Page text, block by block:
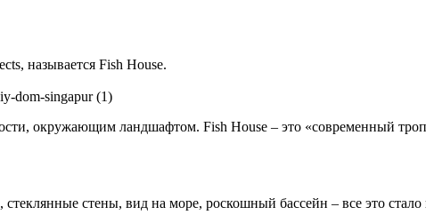
называется Fish House.
окружающим ландшафтом. Fish House – это «современный
стеклянные стены, вид на море, роскошный бассейн – все это